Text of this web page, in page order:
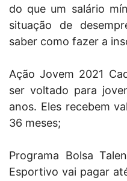
do que um salário
situação de
saber como fazer a
Ação Jovem 2021
ser voltado para
anos. Eles recebem
36 meses;
Programa Bolsa
Esportivo vai pagar